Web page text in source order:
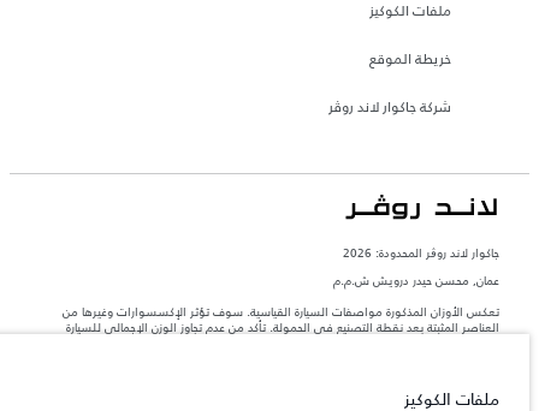
ملفات الكوكيز
خريطة الموقع
شركة جاكوار لاند روڤر
جاكوار لاند روڨر المحدودة: 2026
عمان, محسن حيدر درويش ش.م.م
تعكس الأوزان المذكورة مواصفات السيارة القياسية. سوف تؤثر الإكسسوارات وغيرها من
العناصر المثبتة بعد نقطة التصنيع في الحمولة. تأكد من عدم تجاوز الوزن الإجمالي للسيارة
ملفات الكوكيز